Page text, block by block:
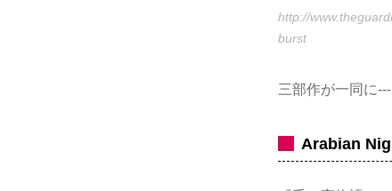
http://
burst
三部作が一同に---
Arabian